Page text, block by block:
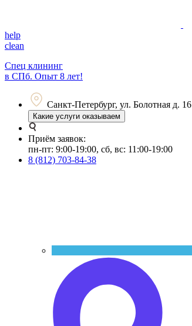
help
clean
Спец клининг
в СПб. Опыт 8 лет!
Санкт-Петербург, ул. Болотная д. 16
Какие услуги оказываем
Приём заявок:
пн-пт: 9:00-19:00, сб, вс: 11:00-19:00
8 (812) 703-84-38